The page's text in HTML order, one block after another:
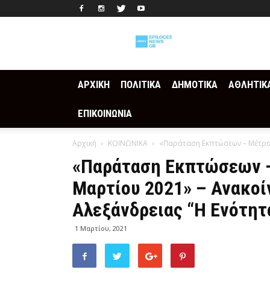
ΑΡΧΙΚΗ ΠΟΛΙΤΙΚΑ ΔΗΜΟΤΙΚΑ
ΕΠΙΚΟΙΝΩΝΙΑ
Αρχική ΚΟΙΝΩΝΙΚΑ «Παράταση Εκπτώσεων –
«Παράταση Εκπτώσεων
Μαρτίου 2021» –
Αλεξάνδρειας “Η
1 Μαρτίου, 2021